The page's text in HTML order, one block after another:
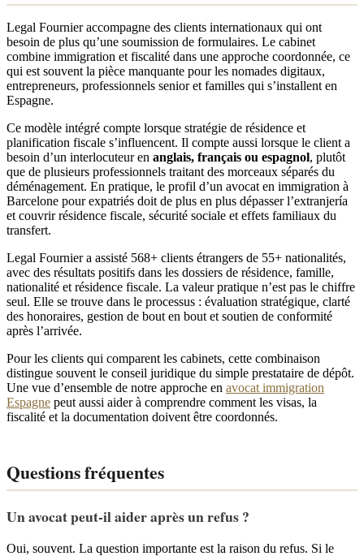
Legal Fournier accompagne des clients internationaux qui ont
besoin de plus qu’une soumission de formulaires. Le cabinet
combine immigration et fiscalité dans une approche coordonnée, ce
qui est souvent la pièce manquante pour les nomades digitaux,
entrepreneurs, professionnels senior et familles qui s’installent en
Espagne.
Ce modèle intégré compte lorsque stratégie de résidence et
planification fiscale s’influencent. Il compte aussi lorsque le client a
besoin d’un interlocuteur en anglais, français ou espagnol, plutôt
que de plusieurs professionnels traitant des morceaux séparés du
déménagement. En pratique, le profil d’un avocat en immigration à
Barcelone pour expatriés doit de plus en plus dépasser l’extranjería
et couvrir résidence fiscale, sécurité sociale et effets familiaux du
transfert.
Legal Fournier a assisté 568+ clients étrangers de 55+ nationalités,
avec des résultats positifs dans les dossiers de résidence, famille,
nationalité et résidence fiscale. La valeur pratique n’est pas le chiffre
seul. Elle se trouve dans le processus : évaluation stratégique, clarté
des honoraires, gestion de bout en bout et soutien de conformité
après l’arrivée.
Pour les clients qui comparent les cabinets, cette combinaison
distingue souvent le conseil juridique du simple prestataire de dépôt.
Une vue d’ensemble de notre approche en avocat immigration
Espagne peut aussi aider à comprendre comment les visas, la
fiscalité et la documentation doivent être coordonnés.
Questions fréquentes
Un avocat peut-il aider après un refus ?
Oui, souvent. La question importante est la raison du refus. Si le